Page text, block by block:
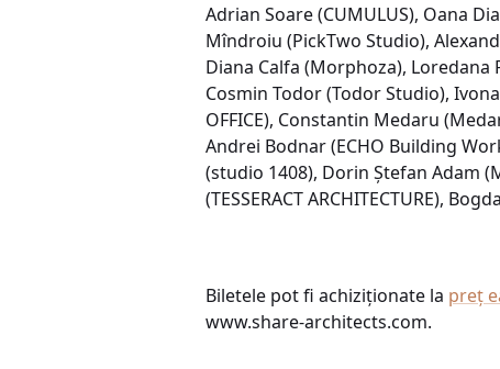
Adrian Soare (CUMULUS), Oana
Mîndroiu (PickTwo Studio),
Diana Calfa (Morphoza),
Cosmin Todor (Todor Studio),
OFFICE), Constantin Medaru
Andrei Bodnar (ECHO Building
(studio 1408), Dorin Ștefan Adam
(TESSERACT ARCHITECTURE),
Biletele pot fi achiziționate la preț
www.share-architects.com.